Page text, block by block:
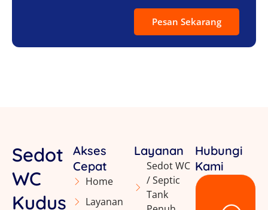
Pesan Sekarang
Sedot
WC
Kudus
Akses
Cepat
Home
Layanan
Layanan
Sedot WC
/ Septic
Tank
Hubungi
Kami